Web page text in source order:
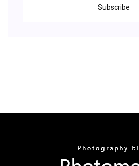
Subscribe